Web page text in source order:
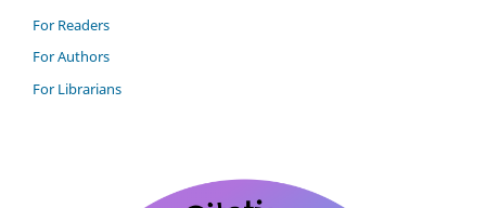
For Readers
For Authors
For Librarians